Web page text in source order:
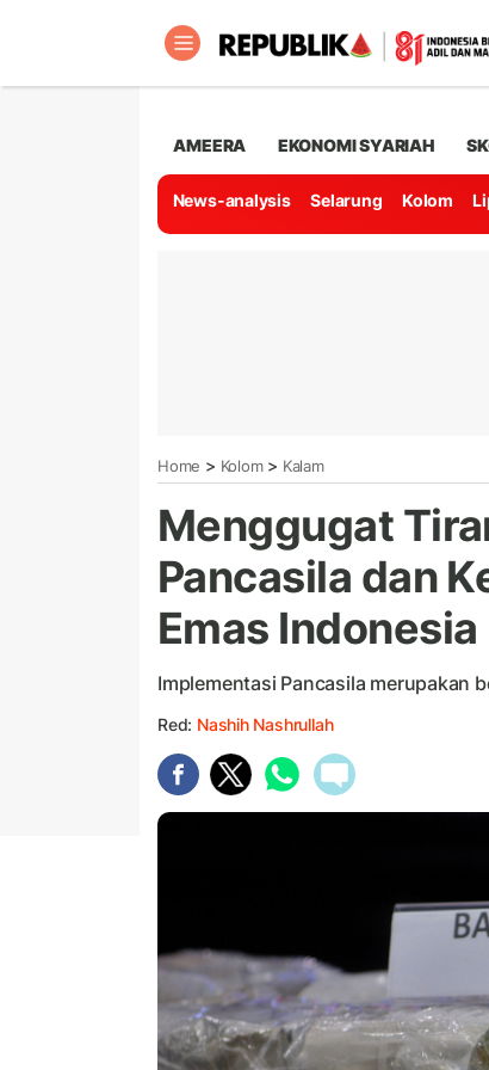
AMEERA EKONOMI SYARIAH
News-analysis Selarung Kolom
Home > Kolom> Kalam
Menggugat
Pancasila dan
Emas Indonesia
Implementasi Pancasila merupakan
Red: Nashih Nashrullah